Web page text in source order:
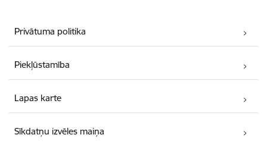
Privātuma politika
Piekļūstamība
Lapas karte
Sīkdatņu izvēles maiņa